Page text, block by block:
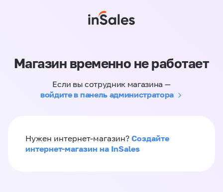
Магазин временно не работает
Если вы сотрудник магазина —
войдите в панель администратора
Нужен интернет-магазин? Создайте
интернет-магазин на InSales